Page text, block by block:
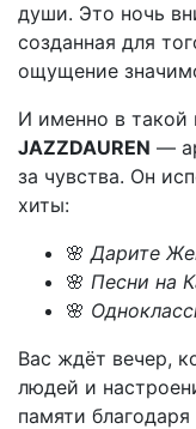
души. Это ночь
созданная для
ощущение
И именно в такой
JAZZDAUREN —
за чувства. Он
хиты:
🌸Дарите
🌸 Песни на
🌸
Вас ждёт вечер,
людей и
памяти